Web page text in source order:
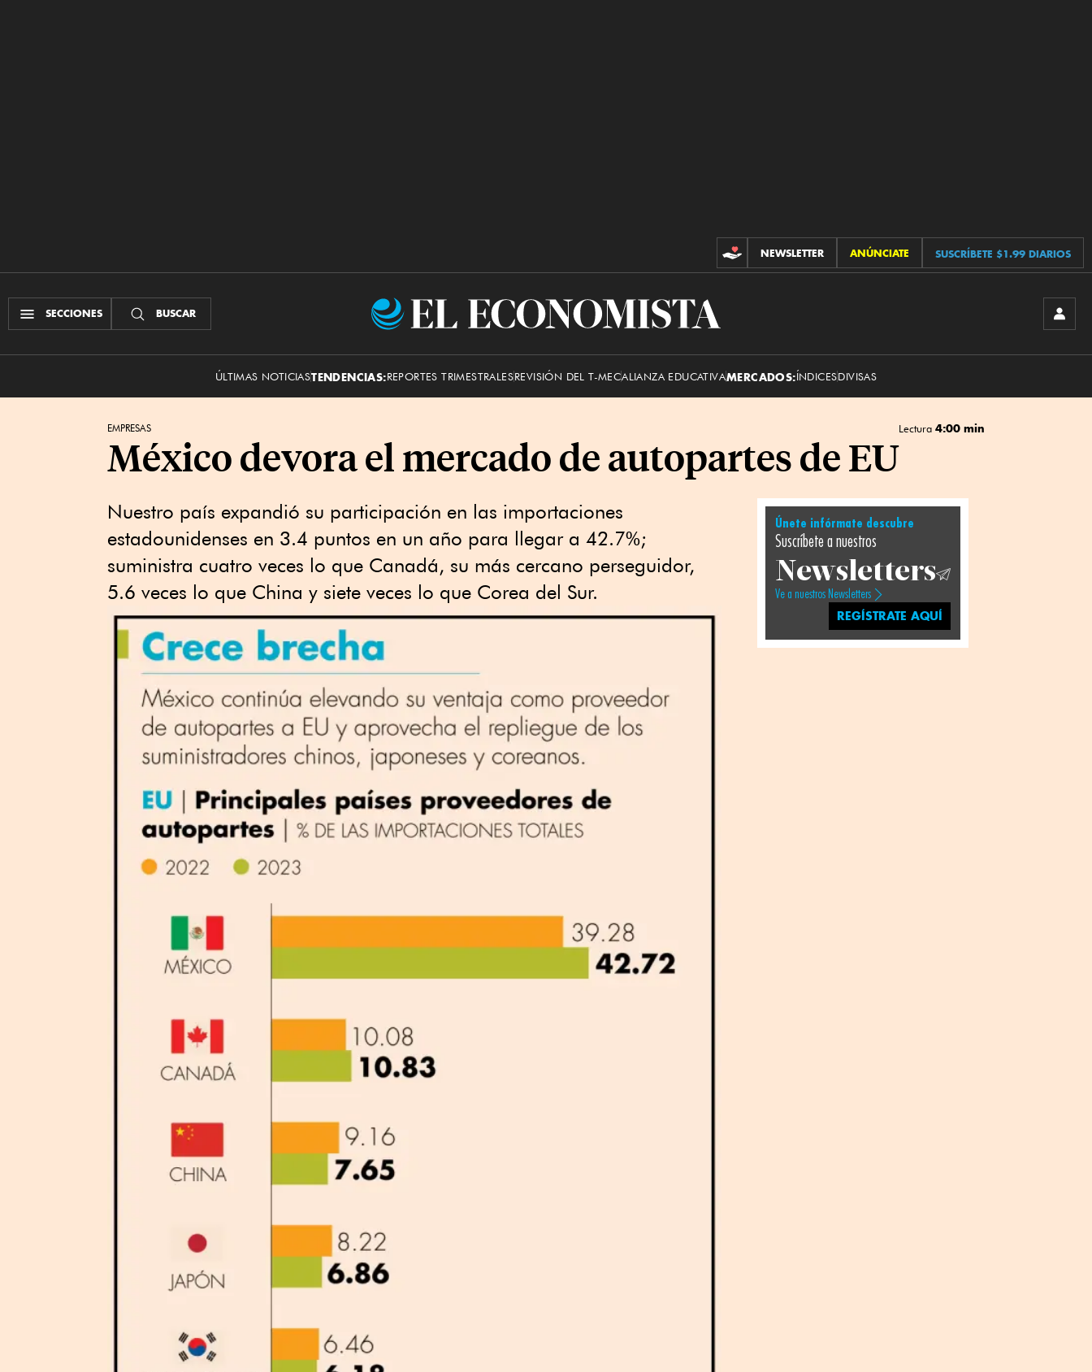
CONTRIBUCIONES
NEWSLETTER ANÚNCIATE SUSCRÍBETE $1.99 DIARIOS
SECCIONES BUSCAR
El
ÚLTIMAS NOTICIASTENDENCIAS:REPORTES TRIMESTRALESREVISIÓN DEL T-MECALIANZA EDUCATIVAMERCADOS:ÍNDICESDIVISAS
EMPRESAS Lectura 4:00 min
México devora el mercado de autopartes de EU
Nuestro país expandió su participación en las importaciones
estadounidenses en 3.4 puntos en un año para llegar a 42.7%;
suministra cuatro veces lo que Canadá, su más cercano perseguidor,
5.6 veces lo que China y siete veces lo que Corea del Sur.
Únete infórmate descubre
Suscríbete a nuestros
Newsletters
Ve a nuestros Newsletters
REGÍSTRATE AQUÍ